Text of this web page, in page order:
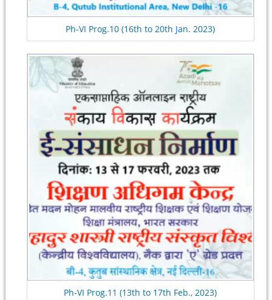
Ph-VI Prog.10 (16th to 20th Jan. 2023)
Ph-VI Prog.11 (13th to 17th Feb., 2023)